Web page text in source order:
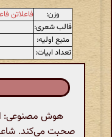
وزن:
فاعلاتن
قالب شعری:
منبع اولیه:
تعداد ابیات:
هوش مصنوعی:
صحبت می‌کند.